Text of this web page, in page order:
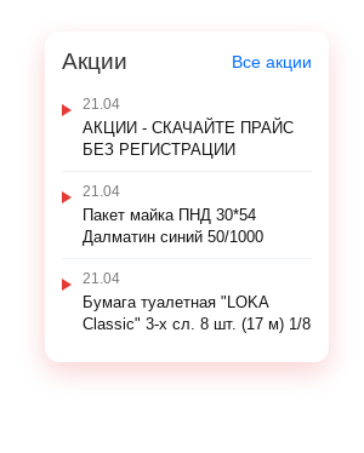
Акции Все акции
21.04
АКЦИИ - СКАЧАЙТЕ ПРАЙС
БЕЗ РЕГИСТРАЦИИ
21.04
Пакет майка ПНД 30*54
Далматин синий 50/1000
21.04
Бумага туалетная "LOKA
Classic" 3-х сл. 8 шт. (17 м) 1/8